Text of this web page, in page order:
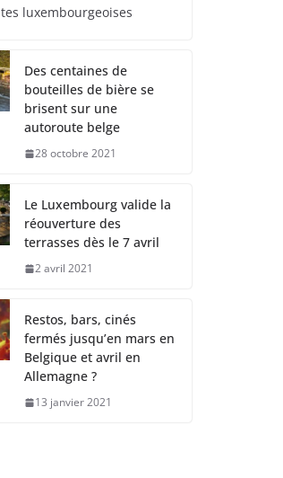
luxembourgeoises
Des centaines de
bouteilles de bière se
brisent sur une
autoroute belge
28 octobre 2021
Le Luxembourg valide la
réouverture des
terrasses dès le 7 avril
2 avril 2021
Restos, bars, cinés
fermés jusqu’en mars en
Belgique et avril en
Allemagne ?
13 janvier 2021